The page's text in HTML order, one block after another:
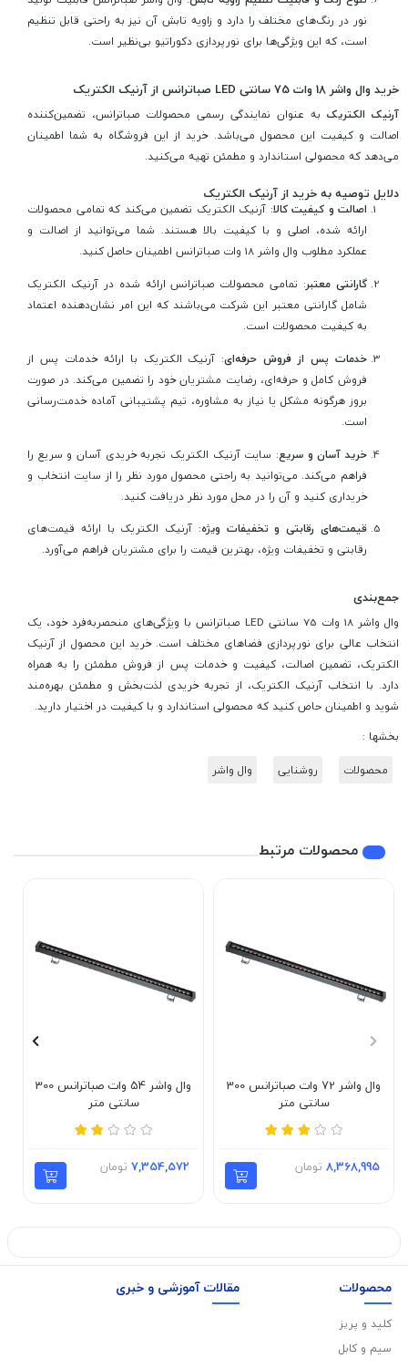
نور در رنگ‌های مختلف را دارد و زاویه تابش آن نیز به راحتی قابل تنظیم
است، که این ویژگی‌ها برای نورپردازی دکوراتیو بی‌نظیر است.
خرید وال واشر 18 وات 75 سانتی LED صباترانس از آرنیک الکتریک
آرنیک الکتریک به عنوان نمایندگی رسمی محصولات صباترانس، تضمین‌کننده
اصالت و کیفیت این محصول می‌باشد. خرید از این فروشگاه به شما اطمینان
می‌دهد که محصولی استاندارد و مطمئن تهیه می‌کنید.
دلایل توصیه به خرید از آرنیک الکتریک
اصالت و کیفیت کالا: آرنیک الکتریک تضمین می‌کند که تمامی محصولات
ارائه شده، اصلی و با کیفیت بالا هستند. شما می‌توانید از اصالت و
عملکرد مطلوب وال واشر 18 وات صباترانس اطمینان حاصل کنید.
گارانتی معتبر: تمامی محصولات صباترانس ارائه شده در آرنیک الکتریک
شامل گارانتی معتبر این شرکت می‌باشند که این امر نشان‌دهنده اعتماد
به کیفیت محصولات است.
خدمات پس از فروش حرفه‌ای: آرنیک الکتریک با ارائه خدمات پس از
فروش کامل و حرفه‌ای، رضایت مشتریان خود را تضمین می‌کند. در صورت
بروز هرگونه مشکل یا نیاز به مشاوره، تیم پشتیبانی آماده خدمت‌رسانی
است.
خرید آسان و سریع: سایت آرنیک الکتریک تجربه خریدی آسان و سریع را
فراهم می‌کند. می‌توانید به راحتی محصول مورد نظر را از سایت انتخاب و
خریداری کنید و آن را در محل مورد نظر دریافت کنید.
قیمت‌های رقابتی و تخفیفات ویژه: آرنیک الکتریک با ارائه قیمت‌های
رقابتی و تخفیفات ویژه، بهترین قیمت را برای مشتریان فراهم می‌آورد.
جمع‌بندی
وال واشر 18 وات 75 سانتی LED صباترانس با ویژگی‌های منحصربه‌فرد خود، یک
انتخاب عالی برای نورپردازی فضاهای مختلف است. خرید این محصول از آرنیک
الکتریک، تضمین اصالت، کیفیت و خدمات پس از فروش مطمئن را به همراه
دارد. با انتخاب آرنیک الکتریک، از تجربه خریدی لذت‌بخش و مطمئن بهره‌مند
شوید و اطمینان حاص کنید که محصولی استاندارد و با کیفیت در اختیار دارید.
بخشها :
محصولات
روشنایی وال واشر
محصولات مرتبط
وال واشر 72 وات صباترانس 300
سانتی متر
8,368,995 تومان
وال واشر 54 وات صباترانس 300
سانتی متر
7,354,572 تومان
محصولات
کلید و پریز
سیم و کابل
مقالات آموزشی و خبری